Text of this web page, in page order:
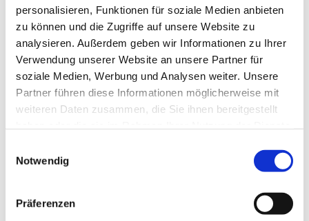
personalisieren, Funktionen für soziale Medien anbieten
zu können und die Zugriffe auf unsere Website zu
analysieren. Außerdem geben wir Informationen zu Ihrer
Verwendung unserer Website an unsere Partner für
soziale Medien, Werbung und Analysen weiter. Unsere
Partner führen diese Informationen möglicherweise mit
weiteren Daten zusammen, die Sie ihnen bereitgestellt
Notwendig
Präferenzen